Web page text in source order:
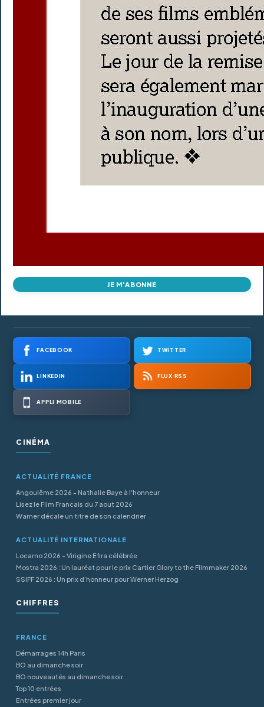
JE M'ABONNE
FACEBOOK TWITTER
LINKEDIN FLUX RSS
APPLI MOBILE
CINÉMA
ACTUALITÉ FRANCE
Angoulême 2026 - Nathalie Baye à l'honneur
Lisez le Film Francais du 7 aout 2026
Warner décale un titre de son calendrier
ACTUALITÉ INTERNATIONALE
Locarno 2026 - Virigine Efira célébrée
Mostra 2026 : Un lauréat pour le prix Cartier Glory to the Filmmaker 2026
SSIFF 2026 : Un prix d’honneur pour Werner Herzog
CHIFFRES
FRANCE
Démarrages 14h Paris
BO au dimanche soir
BO nouveautés au dimanche soir
Top 10 entrées
Entrées premier jour